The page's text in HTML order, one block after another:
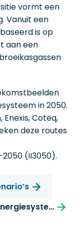
vormt een
Vanuit een
is op
aan een
in 2050.
Enexis, Coteq,
deze routes
(II3050).